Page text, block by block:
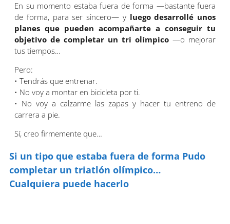
En su momento estaba fuera de forma —bastante fuera
de forma, para ser sincero— y luego desarrollé unos
planes que pueden acompañarte a conseguir tu
objetivo de completar un tri olímpico —o mejorar
tus tiempos…
Pero:
• Tendrás que entrenar.
• No voy a montar en bicicleta por ti.
• No voy a calzarme las zapas y hacer tu entreno de
carrera a pie.
Sí, creo firmemente que…
Si un tipo que estaba fuera de forma Pudo
completar un triatlón olímpico…
Cualquiera puede hacerlo